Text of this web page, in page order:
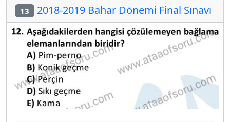
13 2018-2019 Bahar Dönemi Final Sınavı